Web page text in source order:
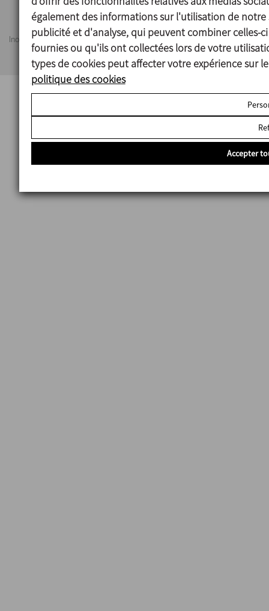
Politique de confidentialité
Information Security Policy
Inoxpa se réserve le droit de modifier tout matériau ou caractéristique sans
préavis. Photos non contractuelles. All Rights Reserved
également des informations sur l'utilisation de notre
publicité et d'analyse, qui peuvent combiner celles-
fournies ou qu'ils ont collectées lors de votre
types de cookies peut affecter votre expérience sur
politique des cookies
Accepter